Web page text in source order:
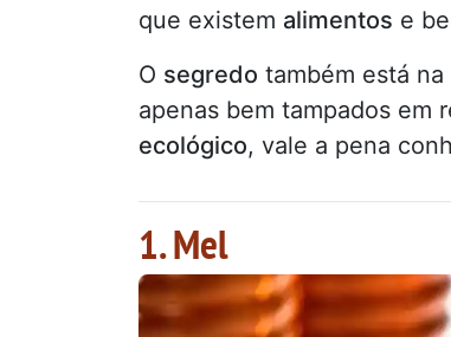
que existem alimentos e
O segredo também está na
apenas bem tampados em
ecológico, vale a pena
1. Mel